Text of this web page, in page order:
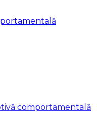
comportamentală